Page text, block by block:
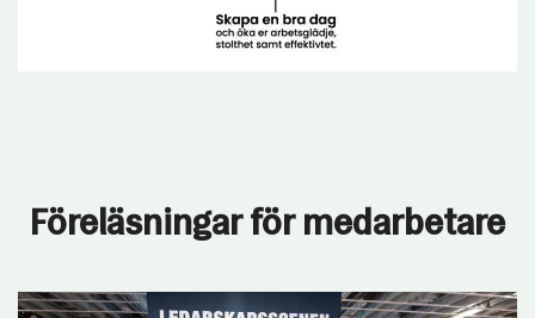
Föreläsningar för medarbetare